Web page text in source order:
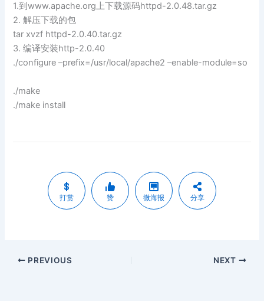
1.到www.apache.org上下载源码httpd-2.0.48.tar.gz
2. 解压下载的包
tar xvzf httpd-2.0.40.tar.gz
3. 编译安装http-2.0.40
./configure –prefix=/usr/local/apache2 –enable-module=so
./make
./make install
打赏 赞 微海报 分享
PREVIOUS NEXT